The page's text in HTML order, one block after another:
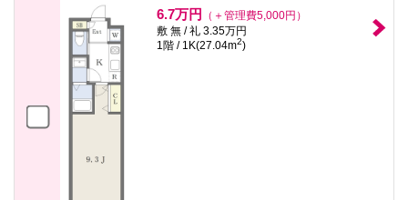
6.7万円
（＋管理費5,000円）
敷 無 / 礼 3.35万円
1階 / 1K(27.04m2)